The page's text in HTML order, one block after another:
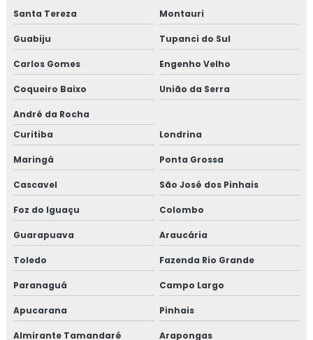
Santa Tereza Montauri
Guabiju Tupanci do Sul
Carlos Gomes Engenho Velho
Coqueiro Baixo União da Serra
André da Rocha
Curitiba
Londrina
Maringá Ponta Grossa
Cascavel São José dos Pinhais
Foz do Iguaçu Colombo
Guarapuava Araucária
Toledo Fazenda Rio Grande
Paranaguá Campo Largo
Apucarana Pinhais
Almirante Tamandaré Arapongas